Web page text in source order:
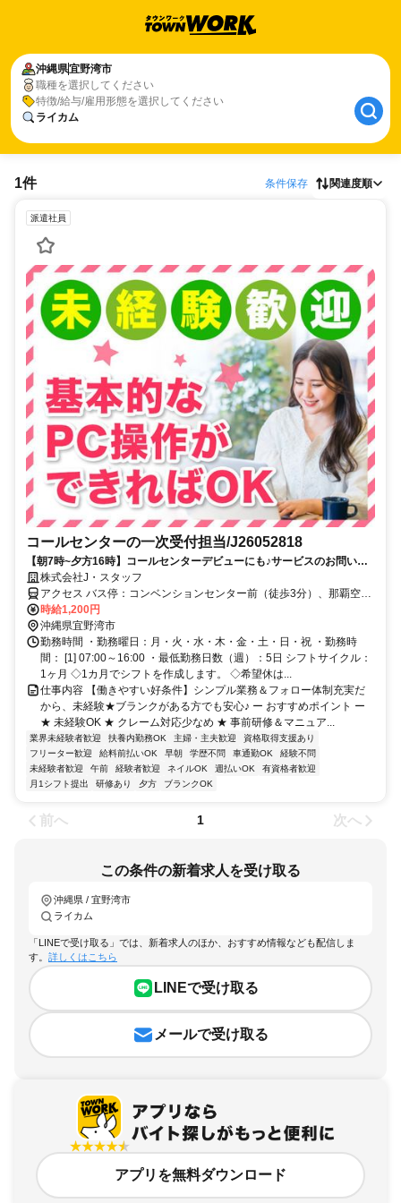
沖縄県宜野湾市
職種を選択してください
特徴/給与/雇用形態を選択してください
ライカム
1件 条件保存 関連度順
派遣社員
コールセンターの一次受付担当/J26052818
【朝7時~夕方16時】コールセンターデビューにも♪サービスのお問い合
わせ対応★【未経験歓迎】/宜野湾市/J26052818
株式会社J・スタッフ
アクセス バス停：コンベンションセンター前（徒歩3分）、那覇空港
から車で30分、イオンモール沖縄ライカムから車で20分
時給1,200円
沖縄県宜野湾市
勤務時間 ・勤務曜日：月・火・水・木・金・土・日・祝 ・勤務時
間： [1] 07:00～16:00 ・最低勤務日数（週）：5日 シフトサイクル：
1ヶ月 ◇1カ月でシフトを作成します。 ◇希望休は...
仕事内容 【働きやすい好条件】シンプル業務＆フォロー体制充実だ
から、未経験★ブランクがある方でも安心♪ ー おすすめポイント ー
★ 未経験OK ★ クレーム対応少なめ ★ 事前研修＆マニュア...
業界未経験者歓迎 扶養内勤務OK 主婦・主夫歓迎
資格取得支援あり
フリーター歓迎
給料前払いOK 早朝 学歴不問 車通勤OK
経験不問
未経験者歓迎
午前 経験者歓迎 ネイルOK 週払いOK
有資格者歓迎
月1シフト提出
研修あり 夕方 ブランクOK
前へ 1 次へ
この条件の新着求人を受け取る
沖縄県 / 宜野湾市
ライカム
「LINEで受け取る」では、新着求人のほか、おすすめ情報なども配信しま
す。 詳しくはこちら
LINEで受け取る
メールで受け取る
アプリを無料ダウンロード